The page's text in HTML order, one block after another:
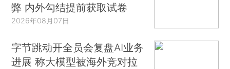
弊 内外勾结提前获取试卷
2026年08月07日
字节跳动开全员会复盘AI业务
进展 称大模型被海外竞对拉